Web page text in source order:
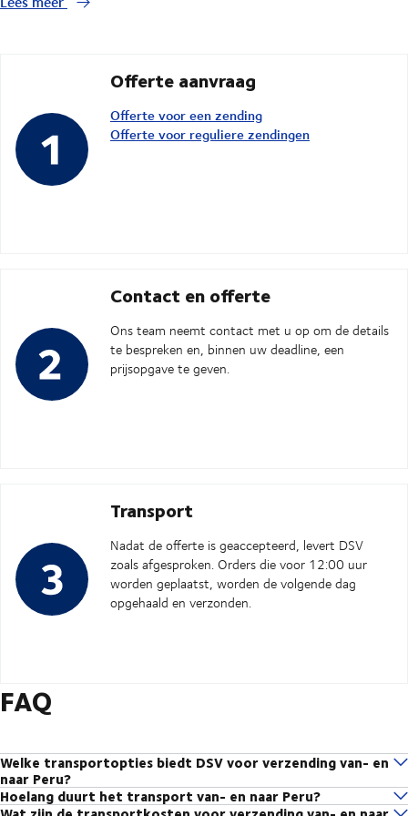
Offerte aanvraag
Offerte voor een zending
Offerte voor reguliere zendingen
Contact en offerte
Ons team neemt contact met u op om de details
te bespreken en, binnen uw deadline, een
prijsopgave te geven.
Transport
Nadat de offerte is geaccepteerd, levert DSV
zoals afgesproken. Orders die voor 12:00 uur
worden geplaatst, worden de volgende dag
opgehaald en verzonden.
FAQ
Welke transportopties biedt DSV voor verzending van- en
naar Peru?
DSV biedt een uitgebreid pakket aan transportoplossingen, waaronder
Hoelang duurt het transport van- en naar Peru?